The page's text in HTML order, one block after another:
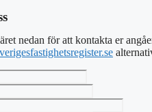
nedan för att kontakta er